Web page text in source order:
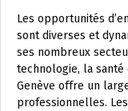
Les opportunités
sont diverses et
ses nombreux
technologie, la
Genève offre un
professionnelles.